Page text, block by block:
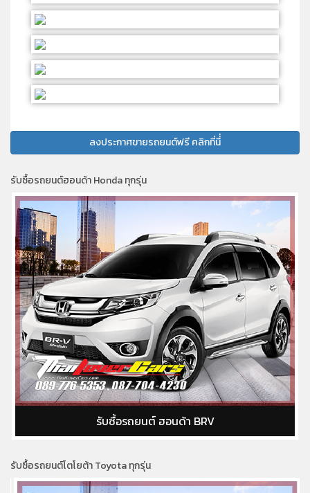
ลงประกาศขายรถยนต์ฟรี คลิกที่นี่่
รับซื้อรถยนต์ฮอนด้า Honda ทุกรุ่น
รับซื้อรถยนต์ ฮอนด้า BRV
รับซื้อรถยนต์โตโยต้า Toyota ทุกรุ่น